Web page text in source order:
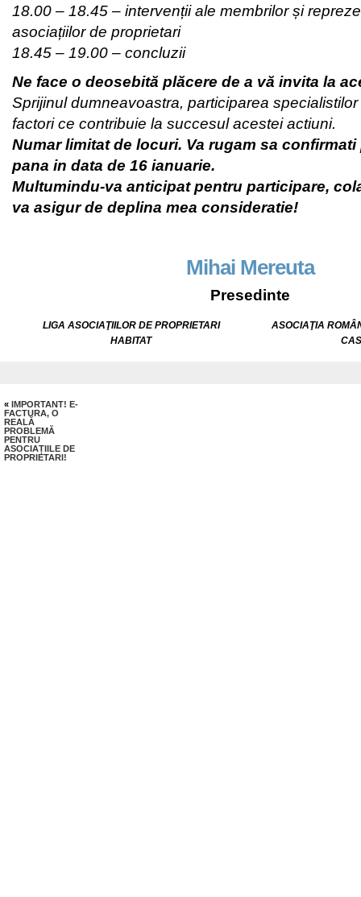
18.00 – 18.45 – intervenții ale membrilor și
asociațiilor de proprietari
18.45 – 19.00 – concluzii
Ne face o deosebită plăcere de a vă invita la
Sprijinul dumneavoastra, participarea
factori ce contribuie la succesul acestei actiuni.
Numar limitat de locuri. Va rugam sa
pana in data de 16 ianuarie.
Multumindu-va anticipat pentru participare,
va asigur de deplina mea consideratie!
Mihai Mereuta
Presedinte
LIGA ASOCIAŢIILOR DE PROPRIETARI
HABITAT
ASOCIAŢIA ROMÂ
«
IMPORTANT! E-
FACTURA, O
REALĂ
PROBLEMĂ
PENTRU
ASOCIAȚIILE DE
PROPRIETARI!